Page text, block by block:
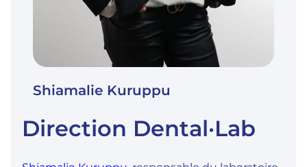
Shiamalie Kuruppu
Direction Dental·Lab